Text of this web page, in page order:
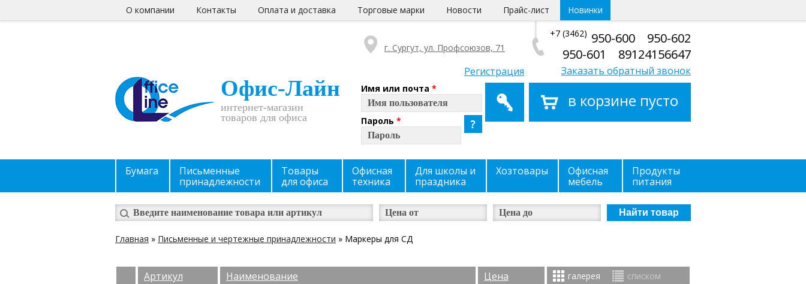
О компании Контакты Оплата и доставка Торговые марки Новости Прайс-лист Новинки
г. Сургут, ул. Профсоюзов, 71
+7 (3462) 950-600 950-602
950-601 89124156647
Заказать обратный звонок
Офис-Лайн
интернет-магазин
товаров для офиса
Имя или почта *
Пароль *
Регистрация
в корзине пусто
Бумага
Письменные
принадлежности
Товары
для офиса
Офисная
техника
Для школы и
праздника
Хозтовары
Офисная
мебель
Продукты
питания
Вы здесь
Главная » Письменные и чертежные принадлежности » Маркеры для СД
Артикул Наименование Цена галерея списком